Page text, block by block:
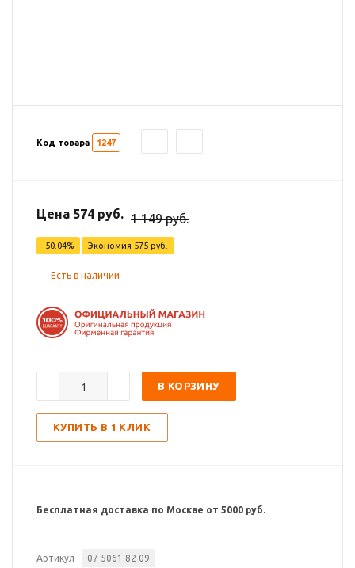
Код товара 1247
Цена 574 руб. 1 149 руб.
-50.04% Экономия 575 руб.
Есть в наличии
В КОРЗИНУ
КУПИТЬ В 1 КЛИК
Бесплатная доставка по Москве от 5000 руб.
Артикул 07 5061 82 09